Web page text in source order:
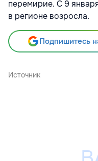
перемирие. С 9
в регионе возросла.
Подпишитесь
Источник